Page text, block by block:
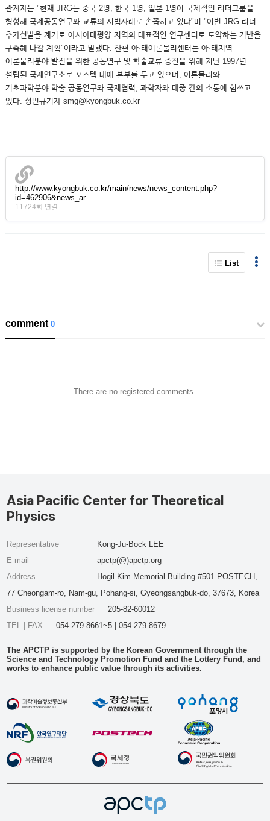
관계자는 "현재 JRG는 중국 2명, 한국 1명, 일본 1명이 국제적인 리더그룹을
형성해 국제공동연구와 교류의 시범사례로 손꼽히고 있다"며 "이번 JRG 리더
추가선발을 계기로 아시아태평양 지역의 대표적인 연구센터로 도약하는 기반을
구축해 나갈 계획"이라고 말했다. 한편 아·태이론물리센터는 아·태지역
이론물리분야 발전을 위한 공동연구 및 학술교류 증진을 위해 지난 1997년
설립된 국제연구소로 포스텍 내에 본부를 두고 있으며, 이론물리와
기초과학분야 학술 공동연구와 국제협력, 과학자와 대중 간의 소통에 힘쓰고
있다. 성민규기자 smg@kyongbuk.co.kr
http://www.kyongbuk.co.kr/main/news/news_content.php?
id=462906&news_ar…
11724회 연결
List
comment0
There are no registered comments.
Asia Pacific Center for Theoretical
Physics
Representative
Kong-Ju-Bock LEE
E-mail
apctp(@)apctp.org
Address
Hogil Kim Memorial Building #501 POSTECH,
77 Cheongam-ro, Nam-gu, Pohang-si, Gyeongsangbuk-do, 37673, Korea
Business license number
205-82-60012
TEL | FAX
054-279-8661~5 | 054-279-8679
The APCTP is supported by the Korean Government through the
Science and Technology Promotion Fund and the Lottery Fund, and
works to enhance public value through its activities.